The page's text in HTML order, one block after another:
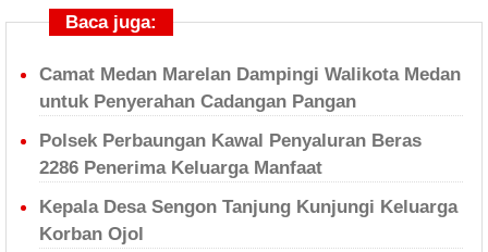
Baca juga:
Camat Medan Marelan Dampingi Walikota Medan
untuk Penyerahan Cadangan Pangan
Polsek Perbaungan Kawal Penyaluran Beras
2286 Penerima Keluarga Manfaat
Kepala Desa Sengon Tanjung Kunjungi Keluarga
Korban Ojol